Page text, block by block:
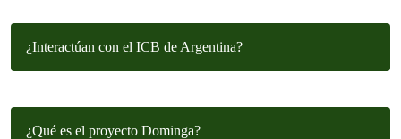
¿Interactúan con el ICB de Argentina?
¿Qué es el proyecto Dominga?